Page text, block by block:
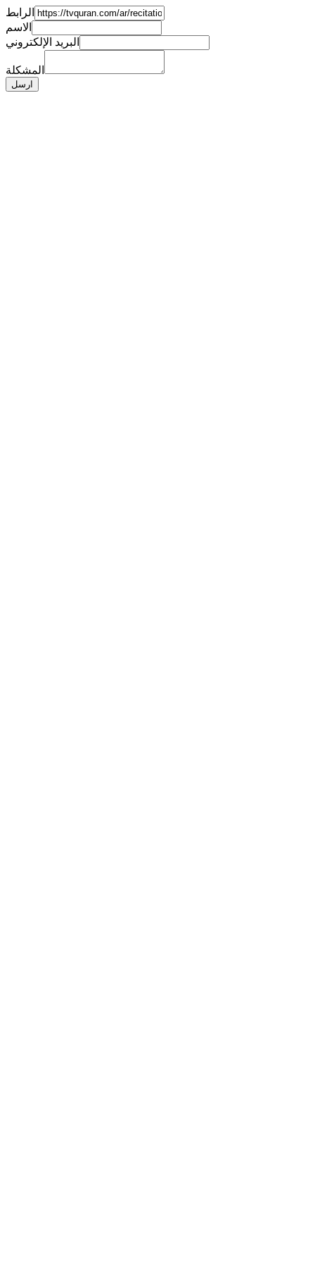
الرابط
الاسم
البريد الإلكتروني
المشكلة
ارسل